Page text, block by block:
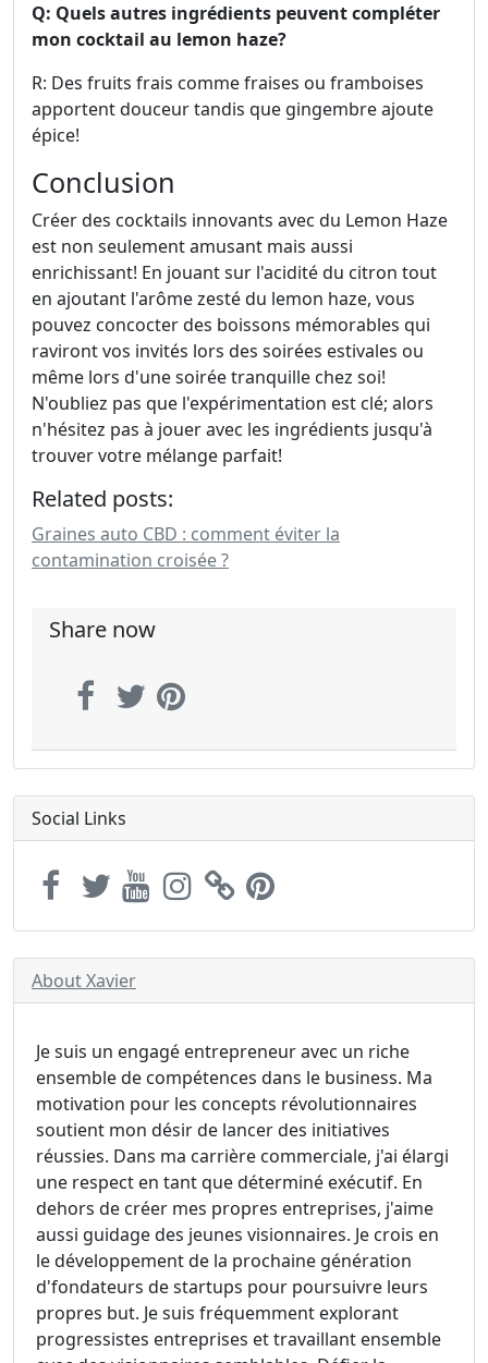
Q: Quels autres ingrédients peuvent compléter
mon cocktail au lemon haze?
R: Des fruits frais comme fraises ou framboises
apportent douceur tandis que gingembre ajoute
épice!
Conclusion
Créer des cocktails innovants avec du Lemon Haze
est non seulement amusant mais aussi
enrichissant! En jouant sur l'acidité du citron tout
en ajoutant l'arôme zesté du lemon haze, vous
pouvez concocter des boissons mémorables qui
raviront vos invités lors des soirées estivales ou
même lors d'une soirée tranquille chez soi!
N'oubliez pas que l'expérimentation est clé; alors
n'hésitez pas à jouer avec les ingrédients jusqu'à
trouver votre mélange parfait!
Related posts:
Graines auto CBD : comment éviter la
contamination croisée ?
Share now
Social Links
About Xavier
Je suis un engagé entrepreneur avec un riche
ensemble de compétences dans le business. Ma
motivation pour les concepts révolutionnaires
soutient mon désir de lancer des initiatives
réussies. Dans ma carrière commerciale, j'ai élargi
une respect en tant que déterminé exécutif. En
dehors de créer mes propres entreprises, j'aime
aussi guidage des jeunes visionnaires. Je crois en
le développement de la prochaine génération
d'fondateurs de startups pour poursuivre leurs
propres but. Je suis fréquemment explorant
progressistes entreprises et travaillant ensemble